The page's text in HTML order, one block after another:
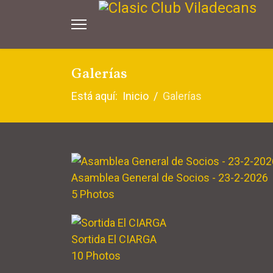
Galerías
Está aquí: Inicio Galerías
Asamblea General de Socios - 23-2-2026
5 Photos
Sortida El CIARGA
10 Photos